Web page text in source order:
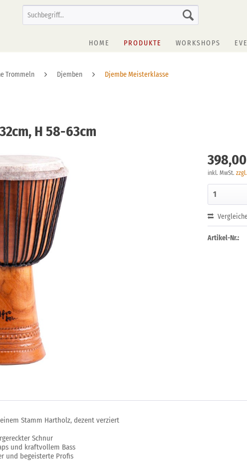
HOME PRODUKTE WORKSHOPS
Trommeln Djemben Djembe Meisterklasse
H 58-63cm
inkl. MwSt.
Artikel-Nr.:
Stamm Hartholz, dezent verziert
Schnur
und kraftvollem Bass
und begeisterte Profis